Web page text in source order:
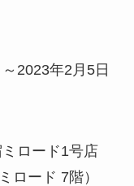
2023年2月5日
ロード1号店
ロード 7階）